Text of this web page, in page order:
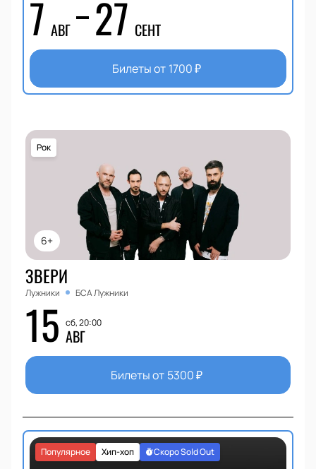
7 АВГ 27 СЕНТ
Билеты от 1700₽
6+
Рок
ЗВЕРИ
Лужники БСА Лужники
15 сб, 20:00
АВГ
Билеты от 5300₽
Хип-хоп
Популярное Скоро Sold Out